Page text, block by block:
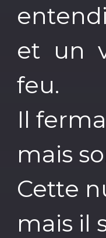
et un
feu.
Il
mais
Cette
mais il